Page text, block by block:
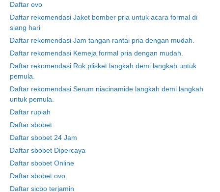
Daftar ovo
Daftar rekomendasi Jaket bomber pria untuk acara formal di
siang hari
Daftar rekomendasi Jam tangan rantai pria dengan mudah.
Daftar rekomendasi Kemeja formal pria dengan mudah.
Daftar rekomendasi Rok plisket langkah demi langkah untuk
pemula.
Daftar rekomendasi Serum niacinamide langkah demi langkah
untuk pemula.
Daftar rupiah
Daftar sbobet
Daftar sbobet 24 Jam
Daftar sbobet Dipercaya
Daftar sbobet Online
Daftar sbobet ovo
Daftar sicbo terjamin